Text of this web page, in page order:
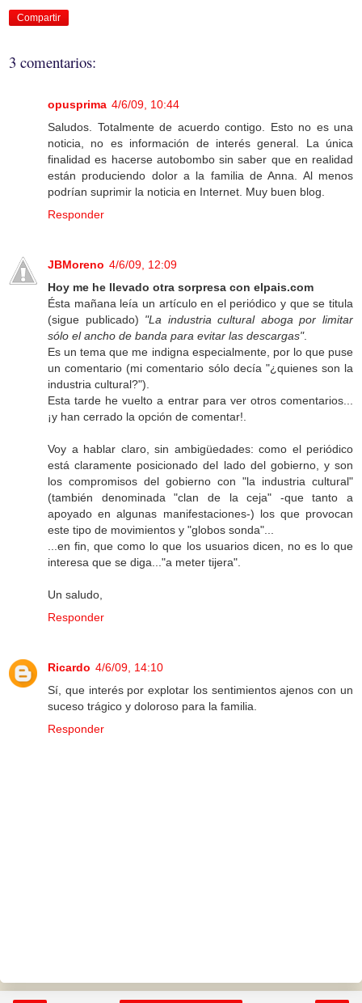
Compartir
3 comentarios:
opusprima 4/6/09, 10:44
Saludos. Totalmente de acuerdo contigo. Esto no es una
noticia, no es información de interés general. La única
finalidad es hacerse autobombo sin saber que en realidad
están produciendo dolor a la familia de Anna. Al menos
podrían suprimir la noticia en Internet. Muy buen blog.
Responder
JBMoreno 4/6/09, 12:09
Hoy me he llevado otra sorpresa con elpais.com
Ésta mañana leía un artículo en el periódico y que se titula
(sigue publicado) "La industria cultural aboga por limitar
sólo el ancho de banda para evitar las descargas".
Es un tema que me indigna especialmente, por lo que puse
un comentario (mi comentario sólo decía "¿quienes son la
industria cultural?").
Esta tarde he vuelto a entrar para ver otros comentarios...
¡y han cerrado la opción de comentar!.
Voy a hablar claro, sin ambigüedades: como el periódico
está claramente posicionado del lado del gobierno, y son
los compromisos del gobierno con "la industria cultural"
(también denominada "clan de la ceja" -que tanto a
apoyado en algunas manifestaciones-) los que provocan
este tipo de movimientos y "globos sonda"...
...en fin, que como lo que los usuarios dicen, no es lo que
interesa que se diga..."a meter tijera".
Un saludo,
Responder
Ricardo 4/6/09, 14:10
Sí, que interés por explotar los sentimientos ajenos con un
suceso trágico y doloroso para la familia.
Responder